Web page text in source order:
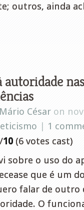
outros, ainda
autoridade
Mário César on
| 1
10 (6 votes cast)
sobre o uso do
que é um
falar de outro
O